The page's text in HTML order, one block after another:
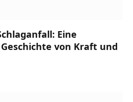
Eine
von Kraft und